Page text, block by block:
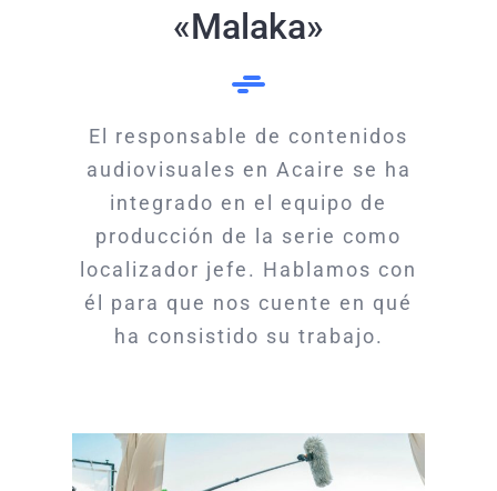
«Malaka»
El responsable de contenidos
audiovisuales en Acaire se ha
integrado en el equipo de
producción de la serie como
localizador jefe. Hablamos con
él para que nos cuente en qué
ha consistido su trabajo.